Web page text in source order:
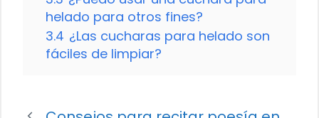
helado para otros fines?
3.4 ¿Las cucharas para helado son
fáciles de limpiar?